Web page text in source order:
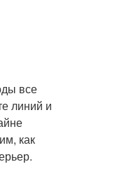
все
линий и
как